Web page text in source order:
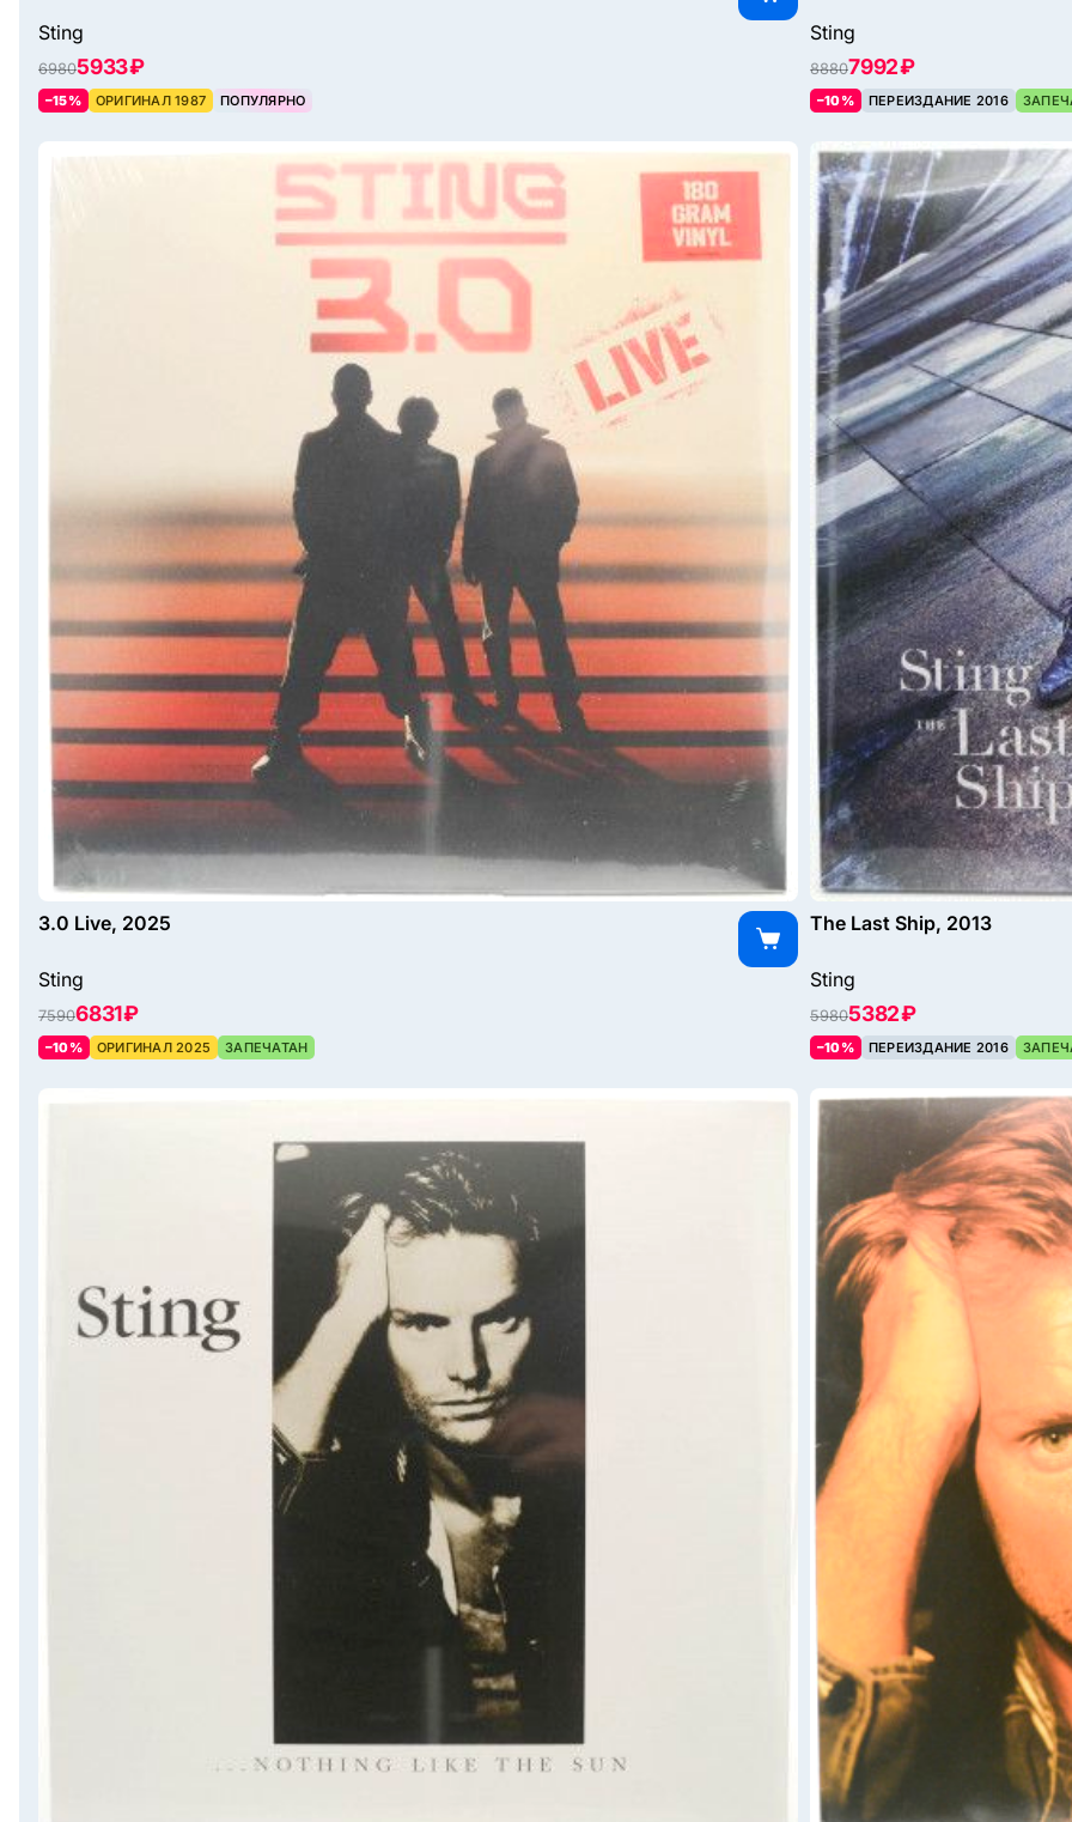
Sting
69805933 ₽
–15% ОРИГИНАЛ 1987 ПОПУЛЯРНО
Sting
88807992 ₽
–10% ПЕРЕИЗДАНИЕ 2016
3.0 Live, 2025
Sting
75906831 ₽
–10% ОРИГИНАЛ 2025 ЗАПЕЧАТАН
The Last Ship, 2013
Sting
59805382 ₽
–10% ПЕРЕИЗДАНИЕ 2016